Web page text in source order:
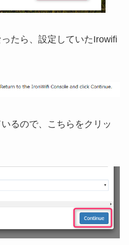
たら、設定していたIrowifi
るので、こちらをクリッ